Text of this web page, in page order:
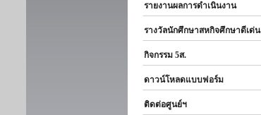
รายงานผลการดำเนินงาน
รางวัลนักศึกษาสหกิจศึกษาดีเด่น
กิจกรรม 5ส.
ดาวน์โหลดแบบฟอร์ม
ติดต่อศูนย์ฯ